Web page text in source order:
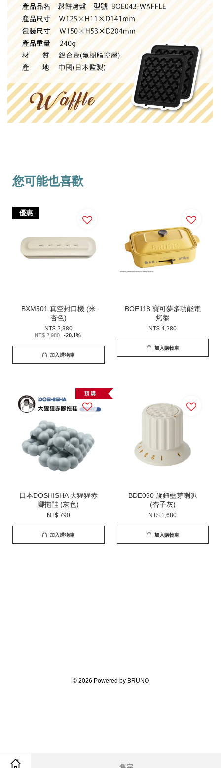
您可能也喜歡
優惠
BXM501 真空封口機 (米
杏色)
NT$ 2,380
NT$ 2,980 -20.1%
加入購物車
BOE118 寶可夢多功能電
烤盤
NT$ 4,280
加入購物車
預 購
日本DOSHISHA 大猩猩赤
腳拖鞋 (灰色)
NT$ 790
加入購物車
BDE060 旋鈕藍芽喇叭
(杏子灰)
NT$ 1,680
加入購物車
© 2026 Powered by BRUNO